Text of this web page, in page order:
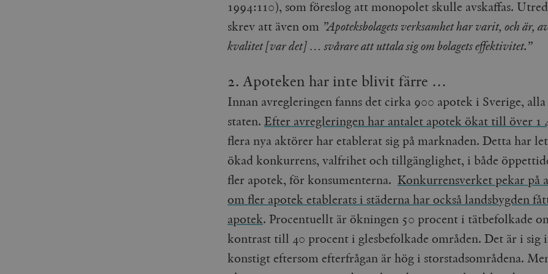
1994:110), som föreslog att monopolet skulle avskaffas.
skrev att även om ”Apoteksbolagets verksamhet har varit, och är,
kvalitet [var det] … svårare att uttala sig om bolagets effektivitet.”
2. Apoteken har inte blivit färre …
Innan avregleringen fanns det cirka 900 apotek i Sverige, alla
staten. Efter avregleringen har antalet apotek ökat till över 1
flera nya aktörer har etablerat sig på marknaden. Detta har
ökad konkurrens, valfrihet och tillgänglighet, i både
fler apotek, för konsumenterna. Konkurrensverket pekar på
om fler apotek etablerats i städerna har också landsbygden
apotek. Procentuellt är ökningen 50 procent i tätbefolkade
kontrast till 40 procent i glesbefolkade områden. Det är i sig
konstigt eftersom efterfrågan är hög i storstadsområdena.
Google LLC
1 dag
Denna cookie ställs in av Google Analytics. Den
sidvisningar.
_gat_UA-19195086-1 .timbro.se
54
sekunder
Detta är en mönstertyps-cookie som har ställts in
mönsterelementet i namnet innehåller det unika
webbplatser med hög trafikvolym.
.timbro.se
1 år 1
månad
Denna cookie används av Google Analytics för att
sessionstillståndet.
_hjSessionUser_675006 .timbro.se 1 år
_hjIncludedInSessionSample_675006 .timbro.se
2
_hjSession_675006 .timbro.se
30
mailchimp_landing_site
Mailchimp
28 dagar
Inc.
.podbean.com
minuter
Denna cookie används för att skilja mellan människor och
för webbplatsen för att göra giltiga rapporter om
Platform Inc.
.timbro.se
månader
från tredjepartsannonsörer
Vimeo.com
.vimeo.com
1 år 1
Dessa kakor används av Vimeo-videospelaren på